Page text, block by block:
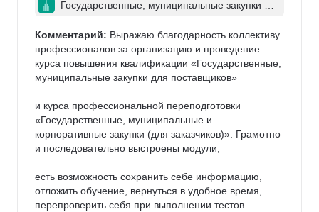
Государственные, муниципальные закупки дл
Комментарий: Выражаю благодарность коллективу
профессионалов за организацию и проведение
курса повышения квалификации «Государственные,
муниципальные закупки для поставщиков»
и курса профессиональной переподготовки
«Государственные, муниципальные и
корпоративные закупки (для заказчиков)». Грамотно
и последовательно выстроены модули,
есть возможность сохранить себе информацию,
отложить обучение, вернуться в удобное время,
перепроверить себя при выполнении тестов.